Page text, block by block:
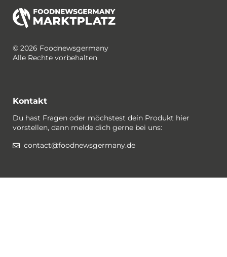
© 2026 Foodnewsgermany
Alle Rechte vorbehalten
Kontakt
Du hast Fragen oder möchstest dein Produkt hier
vorstellen, dann melde dich gerne bei uns:
contact@foodnewsgermany.de